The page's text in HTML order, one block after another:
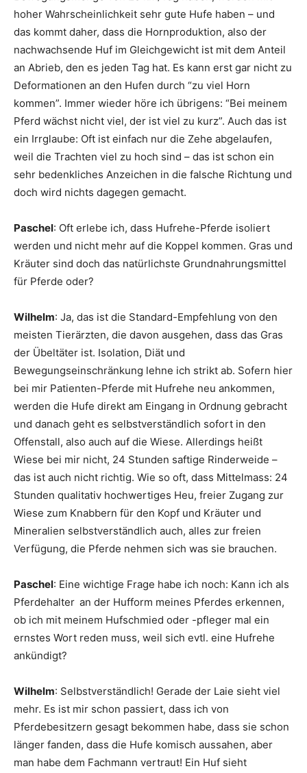
hoher Wahrscheinlichkeit sehr gute Hufe haben – und
das kommt daher, dass die Hornproduktion, also der
nachwachsende Huf im Gleichgewicht ist mit dem Anteil
an Abrieb, den es jeden Tag hat. Es kann erst gar nicht zu
Deformationen an den Hufen durch “zu viel Horn
kommen”. Immer wieder höre ich übrigens: “Bei meinem
Pferd wächst nicht viel, der ist viel zu kurz”. Auch das ist
ein Irrglaube: Oft ist einfach nur die Zehe abgelaufen,
weil die Trachten viel zu hoch sind – das ist schon ein
sehr bedenkliches Anzeichen in die falsche Richtung und
doch wird nichts dagegen gemacht.
Paschel: Oft erlebe ich, dass Hufrehe-Pferde isoliert
werden und nicht mehr auf die Koppel kommen. Gras und
Kräuter sind doch das natürlichste Grundnahrungsmittel
für Pferde oder?
Wilhelm: Ja, das ist die Standard-Empfehlung von den
meisten Tierärzten, die davon ausgehen, dass das Gras
der Übeltäter ist. Isolation, Diät und
Bewegungseinschränkung lehne ich strikt ab. Sofern hier
bei mir Patienten-Pferde mit Hufrehe neu ankommen,
werden die Hufe direkt am Eingang in Ordnung gebracht
und danach geht es selbstverständlich sofort in den
Offenstall, also auch auf die Wiese. Allerdings heißt
Wiese bei mir nicht, 24 Stunden saftige Rinderweide –
das ist auch nicht richtig. Wie so oft, dass Mittelmass: 24
Stunden qualitativ hochwertiges Heu, freier Zugang zur
Wiese zum Knabbern für den Kopf und Kräuter und
Mineralien selbstverständlich auch, alles zur freien
Verfügung, die Pferde nehmen sich was sie brauchen.
Paschel: Eine wichtige Frage habe ich noch: Kann ich als
Pferdehalter an der Hufform meines Pferdes erkennen,
ob ich mit meinem Hufschmied oder -pfleger mal ein
ernstes Wort reden muss, weil sich evtl. eine Hufrehe
ankündigt?
Wilhelm: Selbstverständlich! Gerade der Laie sieht viel
mehr. Es ist mir schon passiert, dass ich von
Pferdebesitzern gesagt bekommen habe, dass sie schon
länger fanden, dass die Hufe komisch aussahen, aber
man habe dem Fachmann vertraut! Ein Huf sieht